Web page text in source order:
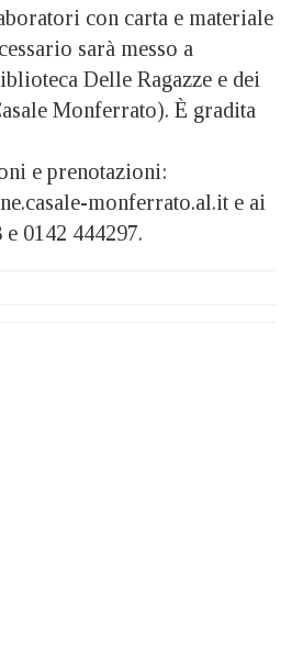
con carta e materiale
sarà messo a
Delle Ragazze e dei
Monferrato). È gradita
e prenotazioni:
monferrato.al.it e ai
0142 444297.